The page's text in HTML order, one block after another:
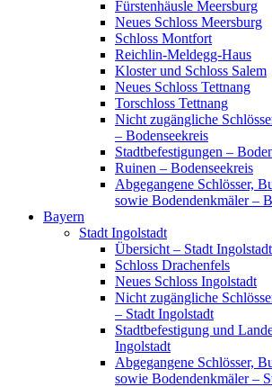
Fürstenhäusle Meersburg
Neues Schloss Meersburg
Schloss Montfort
Reichlin-Meldegg-Haus
Kloster und Schloss Salem
Neues Schloss Tettnang
Torschloss Tettnang
Nicht zugängliche
– Bodenseekreis
Stadtbefestigungen –
Ruinen – Bodenseekreis
Abgegangene Schlösser,
sowie Bodendenkmäler –
Bayern
Stadt Ingolstadt
Übersicht – Stadt Ingolstadt
Schloss Drachenfels
Neues Schloss Ingolstadt
Nicht zugängliche
– Stadt Ingolstadt
Stadtbefestigung und
Ingolstadt
Abgegangene Schlösser,
sowie Bodendenkmäler –